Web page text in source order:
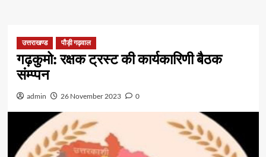
उत्तराखण्ड पौड़ी गढ़वाल
गढ़कुमो: रक्षक ट्रस्ट की कार्यकारिणी बैठक
संम्प्पन
admin 26 November 2023 0